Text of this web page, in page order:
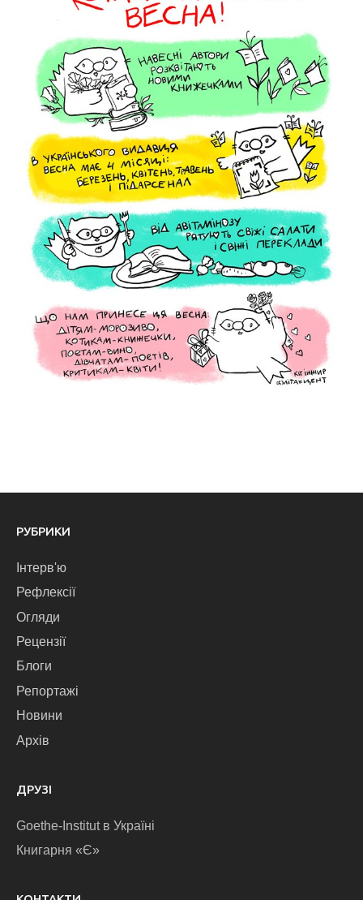
РУБРИКИ
Інтерв'ю
Рефлексії
Огляди
Рецензії
Блоги
Репортажі
Новини
Архів
ДРУЗІ
Goethe-Institut в Україні
Книгарня «Є»